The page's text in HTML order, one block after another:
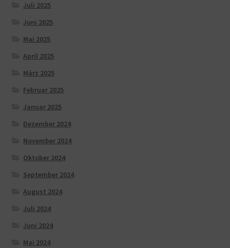
Juli 2025
Juni 2025
Mai 2025
April 2025
März 2025
Februar 2025
Januar 2025
Dezember 2024
November 2024
Oktober 2024
September 2024
August 2024
Juli 2024
Juni 2024
Mai 2024